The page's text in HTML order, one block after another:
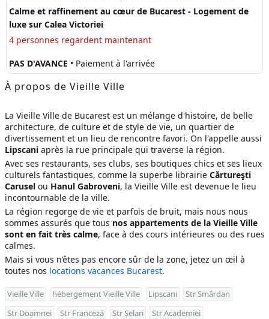
Calme et raffinement au cœur de Bucarest - Logement de
luxe sur Calea Victoriei
4 personnes regardent maintenant
PAS D'AVANCE • Paiement à l'arrivée
À propos de Vieille Ville
La Vieille Ville de Bucarest est un mélange d'histoire, de belle
architecture, de culture et de style de vie, un quartier de
divertissement et un lieu de rencontre favori. On l'appelle aussi
Lipscani après la rue principale qui traverse la région.
Avec ses restaurants, ses clubs, ses boutiques chics et ses lieux
culturels fantastiques, comme la superbe librairie Cărtureşti
Carusel ou Hanul Gabroveni, la Vieille Ville est devenue le lieu
incontournable de la ville.
La région regorge de vie et parfois de bruit, mais nous nous
sommes assurés que tous nos appartements de la Vieille Ville
sont en fait très calme, face à des cours intérieures ou des rues
calmes.
Mais si vous n’êtes pas encore sûr de la zone, jetez un œil à
toutes nos locations vacances Bucarest.
Vieille Ville hébergement Vieille Ville Lipscani
Str Smârdan
Str Doamnei
Str Franceză Str Șelari Str Academiei